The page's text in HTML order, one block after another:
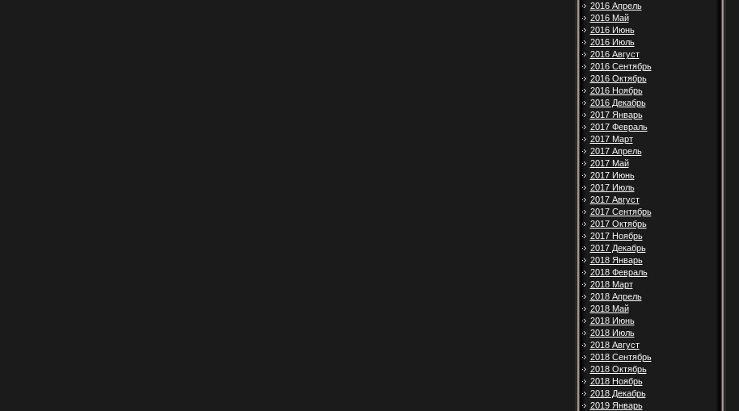
2016 Апрель
2016 Май
2016 Июнь
2016 Июль
2016 Август
2016 Сентябрь
2016 Октябрь
2016 Ноябрь
2016 Декабрь
2017 Январь
2017 Февраль
2017 Март
2017 Апрель
2017 Май
2017 Июнь
2017 Июль
2017 Август
2017 Сентябрь
2017 Октябрь
2017 Ноябрь
2017 Декабрь
2018 Январь
2018 Февраль
2018 Март
2018 Апрель
2018 Май
2018 Июнь
2018 Июль
2018 Август
2018 Сентябрь
2018 Октябрь
2018 Ноябрь
2018 Декабрь
2019 Январь